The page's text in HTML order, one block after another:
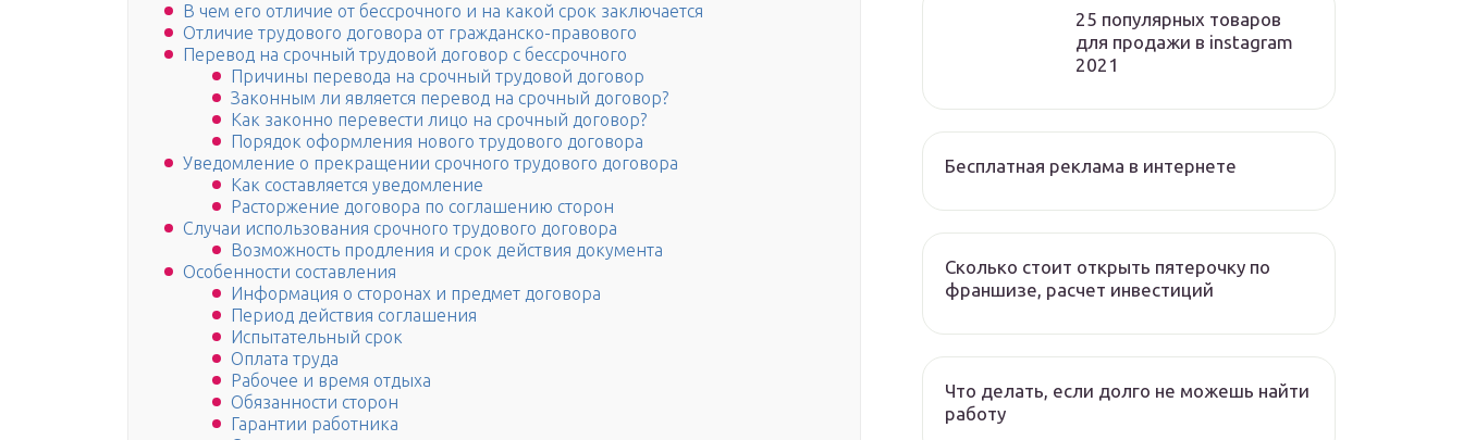
В чем его отличие от бессрочного и на какой срок заключается
Отличие трудового договора от гражданско-правового
Перевод на срочный трудовой договор с бессрочного
Причины перевода на срочный трудовой договор
Законным ли является перевод на срочный договор?
Как законно перевести лицо на срочный договор?
Порядок оформления нового трудового договора
Уведомление о прекращении срочного трудового договора
Как составляется уведомление
Расторжение договора по соглашению сторон
Случаи использования срочного трудового договора
Возможность продления и срок действия документа
Особенности составления
Информация о сторонах и предмет договора
Период действия соглашения
Испытательный срок
Оплата труда
Рабочее и время отдыха
Обязанности сторон
Гарантии работника
25 популярных товаров
для продажи в instagram
2021
Бесплатная реклама в интернете
Сколько стоит открыть пятерочку по
франшизе, расчет инвестиций
Что делать, если долго не можешь найти
работу